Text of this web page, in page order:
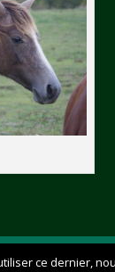
ce dernier,